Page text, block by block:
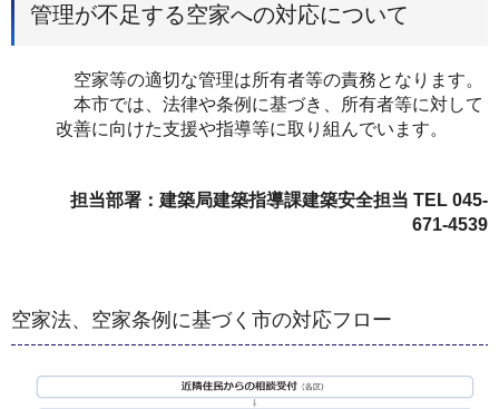
管理が不足する空家への対応について
空家等の適切な管理は所有者等の責務となります。
本市では、法律や条例に基づき、所有者等に対して
改善に向けた支援や指導等に取り組んでいます。
担当部署：建築局建築指導課建築安全担当 TEL 045-
671-4539
空家法、空家条例に基づく市の対応フロー